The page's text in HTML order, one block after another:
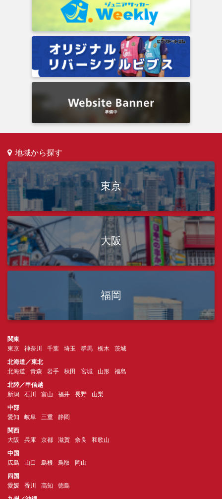
地域から探す
東京
大阪
福岡
関東
東京
神奈川 千葉 埼玉 群馬 栃木
茨城
北海道／東北
北海道
青森 岩手 秋田 宮城 山形
福島
北陸／甲信越
新潟
石川 富山 福井 長野
山梨
中部
愛知
岐阜 三重
静岡
関西
大阪
兵庫 京都 滋賀 奈良
和歌山
中国
広島
山口 島根 鳥取
岡山
四国
愛媛
香川 高知
徳島